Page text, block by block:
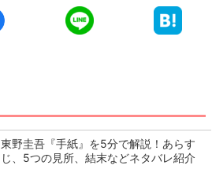
東野圭吾『手紙』を5分で解説！あらす
じ、5つの見所、結末などネタバレ紹介